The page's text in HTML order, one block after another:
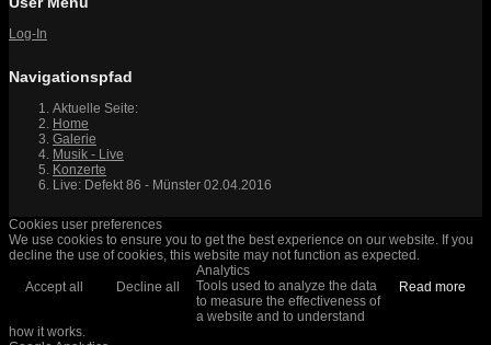
Log-In
Navigationspfad
Aktuelle Seite:
Home
Galerie
Musik - Live
Konzerte
Live: Defekt 86 - Münster 02.04.2016
Cookies user preferences
We use cookies to ensure you to get the best experience on our website. If you
decline the use of cookies, this website may not function as expected.
Accept all Decline all Read more
Analytics
Tools used to analyze the data
to measure the effectiveness of
a website and to understand
how it works.